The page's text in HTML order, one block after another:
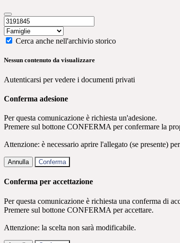
Cerca anche nell'archivio storico
Nessun contenuto da visualizzare
Autenticarsi per vedere i documenti privati
Conferma adesione
Per questa comunicazione è richiesta un'adesione.
Premere sul bottone CONFERMA per confermare la
Attenzione: è necessario aprire l'allegato (se presente)
Annulla Conferma
Conferma per accettazione
Per questa comunicazione è richiesta una conferma di
Premere sul bottone CONFERMA per accettare.
Attenzione: la scelta non sarà modificabile.